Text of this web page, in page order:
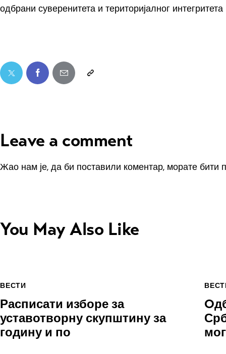
одбрани суверенитета и територијалног
Leave a comment
Жао нам је, да би поставили коментар, морате бити
You May Also Like
ВЕСТИ
Расписати изборе за
уставотворну скупштину за
годину и по